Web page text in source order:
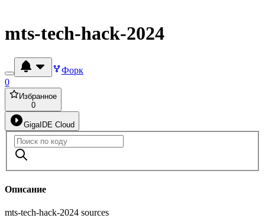
mts-tech-hack-2024
Форк
0
Избранное
0
GigaIDE Cloud
Описание
mts-tech-hack-2024 sources